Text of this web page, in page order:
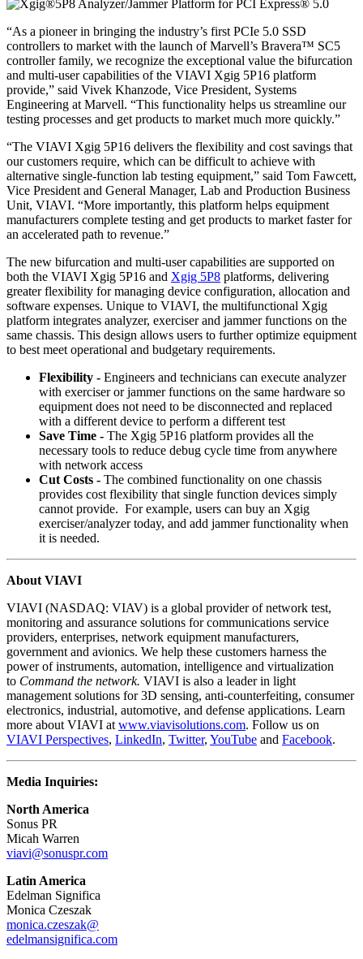
“As a pioneer in bringing the industry’s first PCIe 5.0 SSD
controllers to market with the launch of Marvell’s Bravera™ SC5
controller family, we recognize the exceptional value the bifurcation
and multi-user capabilities of the VIAVI Xgig 5P16 platform
provide,” said Vivek Khanzode, Vice President, Systems
Engineering at Marvell. “This functionality helps us streamline our
testing processes and get products to market much more quickly.”
“The VIAVI Xgig 5P16 delivers the flexibility and cost savings that
our customers require, which can be difficult to achieve with
alternative single-function lab testing equipment,” said Tom Fawcett,
Vice President and General Manager, Lab and Production Business
Unit, VIAVI. “More importantly, this platform helps equipment
manufacturers complete testing and get products to market faster for
an accelerated path to revenue.”
The new bifurcation and multi-user capabilities are supported on
both the VIAVI Xgig 5P16 and Xgig 5P8 platforms, delivering
greater flexibility for managing device configuration, allocation and
software expenses. Unique to VIAVI, the multifunctional Xgig
platform integrates analyzer, exerciser and jammer functions on the
same chassis. This design allows users to further optimize equipment
to best meet operational and budgetary requirements.
Flexibility - Engineers and technicians can execute analyzer
with exerciser or jammer functions on the same hardware so
equipment does not need to be disconnected and replaced
with a different device to perform a different test
Save Time - The Xgig 5P16 platform provides all the
necessary tools to reduce debug cycle time from anywhere
with network access
Cut Costs - The combined functionality on one chassis
provides cost flexibility that single function devices simply
cannot provide. For example, users can buy an Xgig
exerciser/analyzer today, and add jammer functionality when
it is needed.
About VIAVI
VIAVI (NASDAQ: VIAV) is a global provider of network test,
monitoring and assurance solutions for communications service
providers, enterprises, network equipment manufacturers,
government and avionics. We help these customers harness the
power of instruments, automation, intelligence and virtualization
to Command the network. VIAVI is also a leader in light
management solutions for 3D sensing, anti-counterfeiting, consumer
electronics, industrial, automotive, and defense applications. Learn
more about VIAVI at www.viavisolutions.com. Follow us on
VIAVI Perspectives, LinkedIn, Twitter, YouTube and Facebook.
Media Inquiries:
North America
Sonus PR
Micah Warren
viavi@sonuspr.com
Latin America
Edelman Significa
Monica Czeszak
monica.czeszak@
edelmansignifica.com